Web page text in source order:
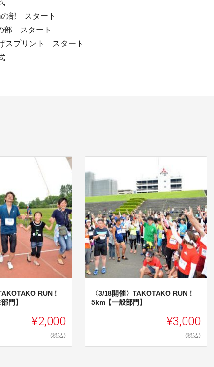
スタート
スタート
リント スタート
RUN！
門】
¥2,000
(税込)
〈3/18開催〉TAKOTAKO RUN！
5km【一般部門】
¥3,000
(税込)